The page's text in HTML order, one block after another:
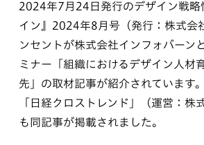
2024年7月24日発行のデザイン戦略
イン』2024年8月号（発行：株式会
ンセントが株式会社インフォバーン
ミナー「組織におけるデザイン人材
先」の取材記事が紹介されています
「日経クロストレンド」（運営：株
も同記事が掲載されました。